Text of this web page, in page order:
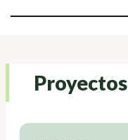
Proyectos